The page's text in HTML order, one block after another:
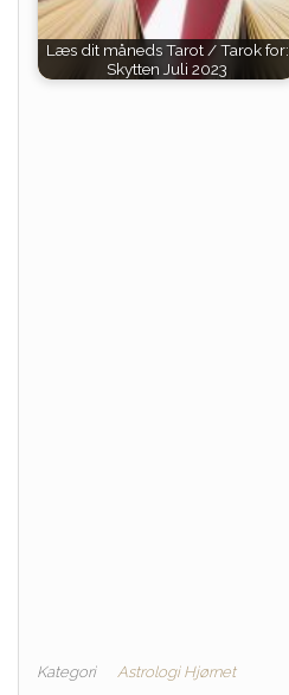
Læs dit måneds Tarot / Tarok for:
Skytten Juli 2023
Kategori Astrologi Hjørnet